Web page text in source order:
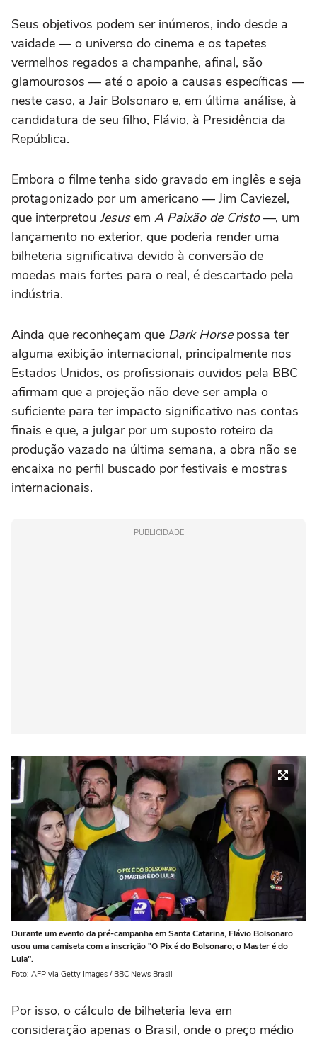
Seus objetivos podem ser inúmeros, indo desde a
vaidade — o universo do cinema e os tapetes
vermelhos regados a champanhe, afinal, são
glamourosos — até o apoio a causas específicas —
neste caso, a Jair Bolsonaro e, em última análise, à
candidatura de seu filho, Flávio, à Presidência da
República.
Embora o filme tenha sido gravado em inglês e seja
protagonizado por um americano — Jim Caviezel,
que interpretou Jesusem A Paixão de Cristo—, um
lançamento no exterior, que poderia render uma
bilheteria significativa devido à conversão de
moedas mais fortes para o real, é descartado pela
indústria.
Ainda que reconheçam que Dark Horsepossa ter
alguma exibição internacional, principalmente nos
Estados Unidos, os profissionais ouvidos pela BBC
afirmam que a projeção não deve ser ampla o
suficiente para ter impacto significativo nas contas
finais e que, a julgar por um suposto roteiro da
produção vazado na última semana, a obra não se
encaixa no perfil buscado por festivais e mostras
internacionais.
PUBLICIDADE
Durante um evento da pré-campanha em Santa Catarina, Flávio Bolsonaro
usou uma camiseta com a inscrição "O Pix é do Bolsonaro; o Master é do
Lula".
Foto: AFP via Getty Images / BBC News Brasil
Por isso, o cálculo de bilheteria leva em
consideração apenas o Brasil, onde o preço médio